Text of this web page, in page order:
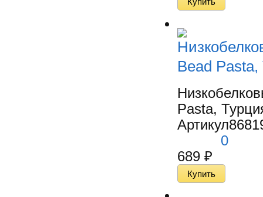
Bead
Pasta,
Артикул
0
689 ₽